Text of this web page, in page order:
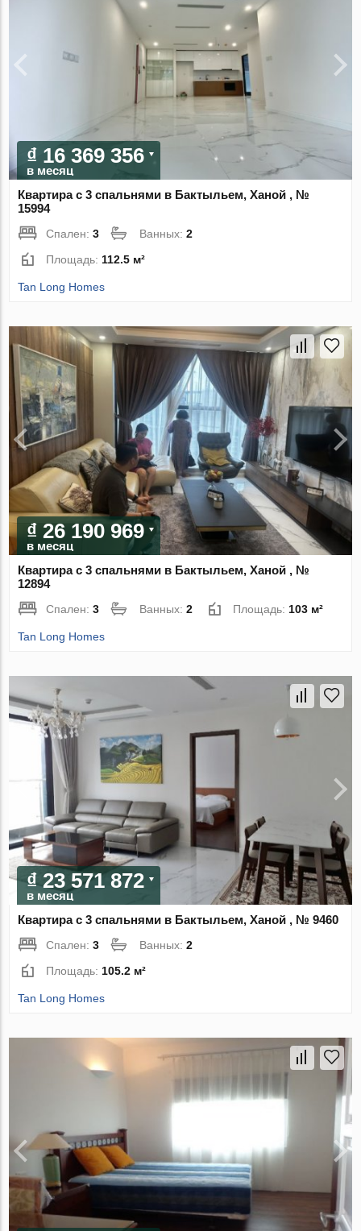
₫ 16 369 356
в месяц
Квартира с 3 спальнями в Бактыльем, Ханой , №
15994
Спален:3 Ванных:2
Площадь:112.5 м²
Tan Long Homes
₫ 26 190 969
в месяц
Квартира с 3 спальнями в Бактыльем, Ханой , №
12894
Спален:3 Ванных:2 Площадь: 103 м²
Tan Long Homes
₫ 23 571 872
в месяц
Квартира с 3 спальнями в Бактыльем, Ханой , № 9460
Спален:3 Ванных:2
Площадь: 105.2 м²
Tan Long Homes